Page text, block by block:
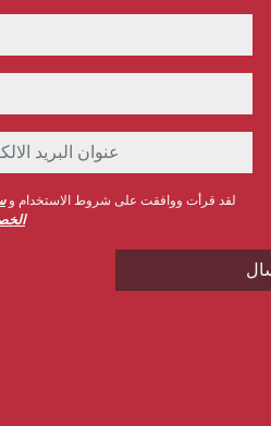
عنوان البريد
لقد قرأت ووافقت على شروط الاستخدام و